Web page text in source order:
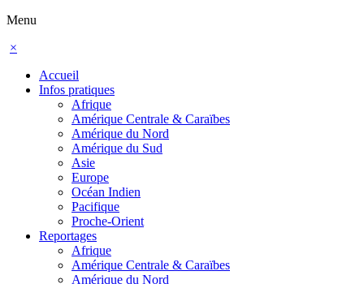
Menu
×
Accueil
Infos pratiques
Afrique
Amérique Centrale & Caraïbes
Amérique du Nord
Amérique du Sud
Asie
Europe
Océan Indien
Pacifique
Proche-Orient
Reportages
Afrique
Amérique Centrale & Caraïbes
Amérique du Nord